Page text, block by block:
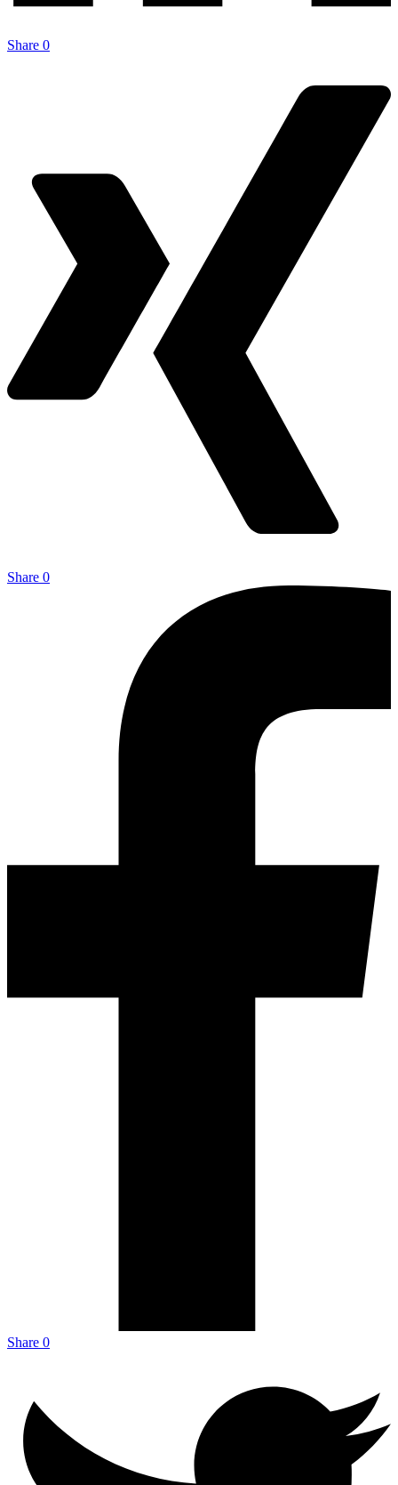
Share 0
Share 0
Share 0